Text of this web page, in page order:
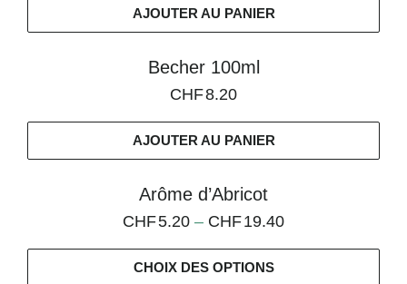
AJOUTER AU PANIER
Becher 100ml
CHF8.20
AJOUTER AU PANIER
Arôme d’Abricot
CHF5.20 – CHF19.40
CHOIX DES OPTIONS